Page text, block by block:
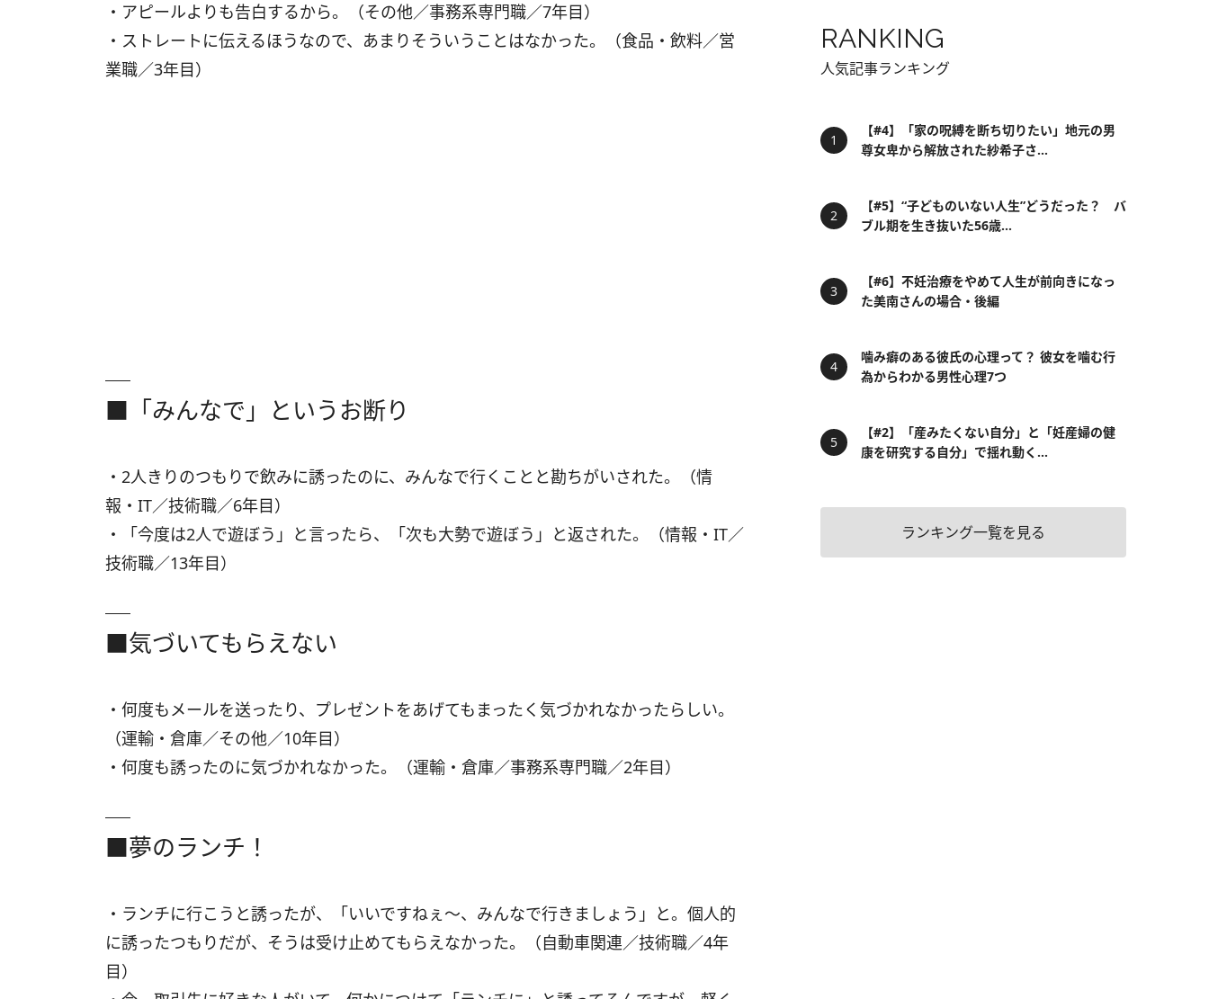
・アピールよりも告白するから。（その他／事務系専門職／7年目）
・ストレートに伝えるほうなので、あまりそういうことはなかった。（食品・飲料／営
業職／3年目）
■「みんなで」というお断り
・2人きりのつもりで飲みに誘ったのに、みんなで行くことと勘ちがいされた。（情
報・IT／技術職／6年目）
・「今度は2人で遊ぼう」と言ったら、「次も大勢で遊ぼう」と返された。（情報・IT／
技術職／13年目）
■気づいてもらえない
・何度もメールを送ったり、プレゼントをあげてもまったく気づかれなかったらしい。
（運輸・倉庫／その他／10年目）
・何度も誘ったのに気づかれなかった。（運輸・倉庫／事務系専門職／2年目）
■夢のランチ！
・ランチに行こうと誘ったが、「いいですねぇ～、みんなで行きましょう」と。個人的
に誘ったつもりだが、そうは受け止めてもらえなかった。（自動車関連／技術職／4年
目）
RANKING
人気記事ランキング
【#4】「家の呪縛を断ち切りたい」地元の男
尊女卑から解放された紗希子さ...
【#5】“子どものいない人生”どうだった？ バ
ブル期を生き抜いた56歳...
【#6】不妊治療をやめて人生が前向きになっ
た美南さんの場合・後編
噛み癖のある彼氏の心理って？ 彼女を噛む行
為からわかる男性心理7つ
【#2】「産みたくない自分」と「妊産婦の健
康を研究する自分」で揺れ動く...
ランキング一覧を見る